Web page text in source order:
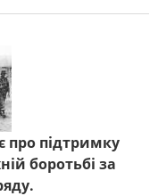
про підтримку
боротьбі за